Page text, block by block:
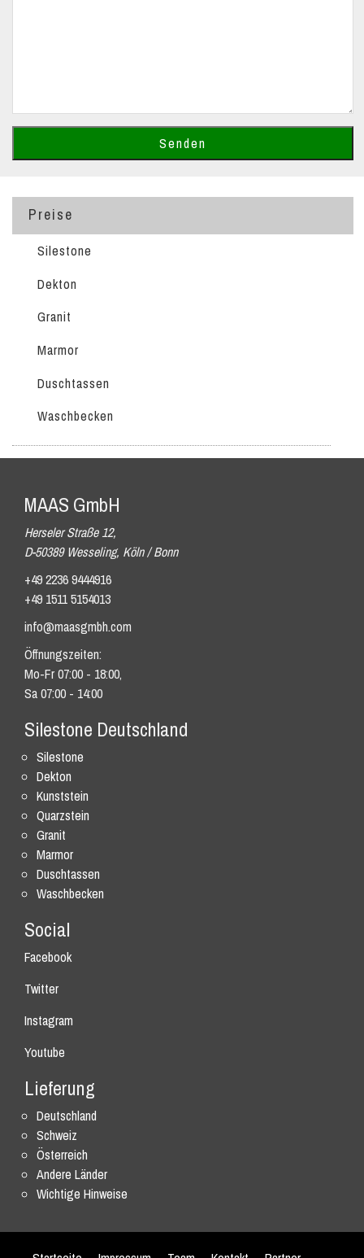
Preise
Silestone
Dekton
Granit
Marmor
Duschtassen
Waschbecken
MAAS GmbH
Herseler Straße 12,
D-50389 Wesseling, Köln / Bonn
+49 2236 9444916
+49 1511 5154013
info@maasgmbh.com
Öffnungszeiten:
Mo-Fr 07:00 - 18:00,
Sa 07:00 - 14:00
Silestone Deutschland
Silestone
Dekton
Kunststein
Quarzstein
Granit
Marmor
Duschtassen
Waschbecken
Social
Facebook
Twitter
Instagram
Youtube
Lieferung
Deutschland
Schweiz
Österreich
Andere Länder
Wichtige Hinweise